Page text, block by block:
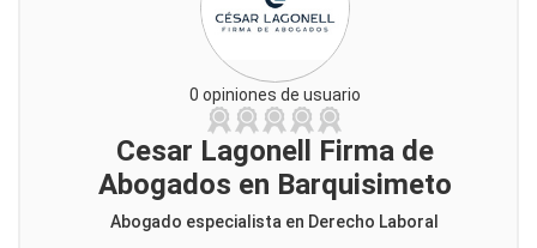
0 opiniones de usuario
Cesar Lagonell Firma de
Abogados en Barquisimeto
Abogado especialista en Derecho Laboral